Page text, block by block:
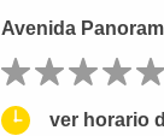
Avenida
ver horario